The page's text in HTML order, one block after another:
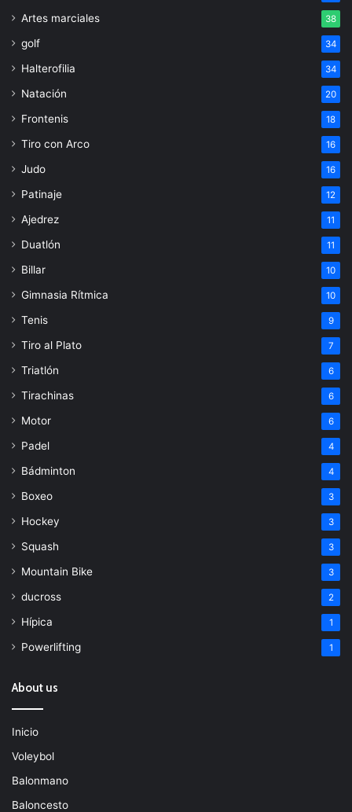
Artes marciales 38
golf 34
Halterofilia 34
Natación 20
Frontenis 18
Tiro con Arco 16
Judo 16
Patinaje 12
Ajedrez 11
Duatlón 11
Billar 10
Gimnasia Rítmica 10
Tenis 9
Tiro al Plato 7
Triatlón 6
Tirachinas 6
Motor 6
Padel 4
Bádminton 4
Boxeo 3
Hockey 3
Squash 3
Mountain Bike 3
ducross 2
Hípica 1
Powerlifting 1
About us
Inicio
Voleybol
Balonmano
Baloncesto